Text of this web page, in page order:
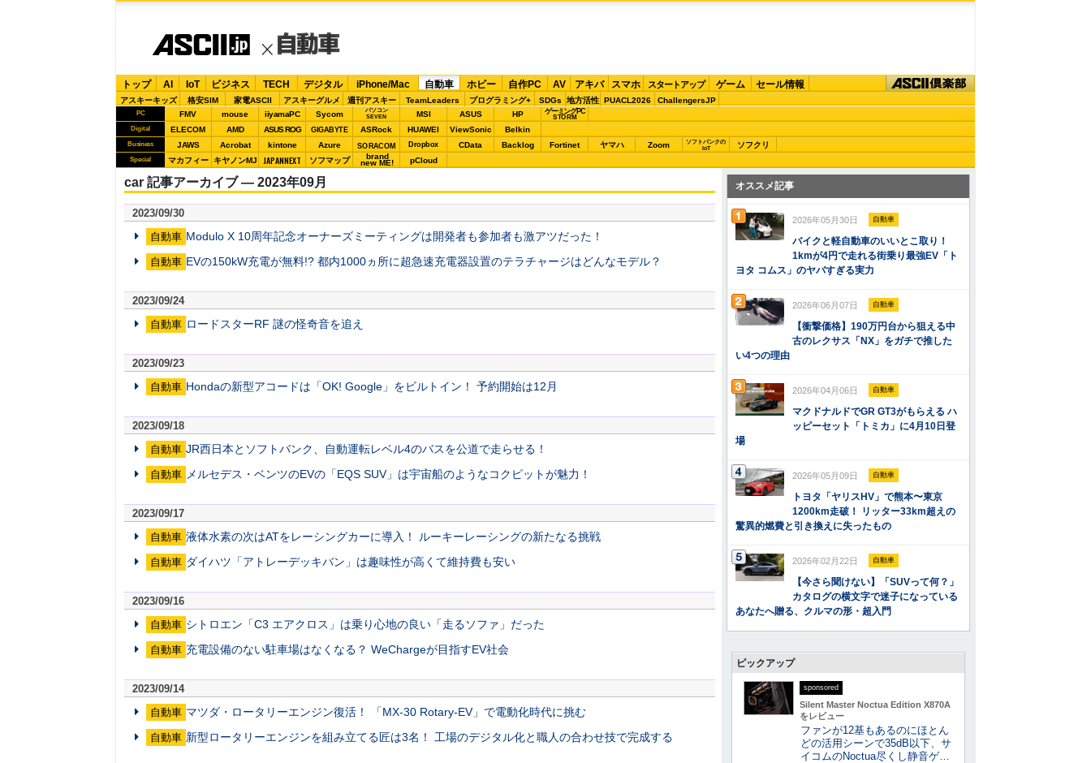
トップ AI IoT ビジネス TECH デジタル iPhone/Mac 自動車 ホビー 自作PC AV アキバ スマホ スタートアップ ゲーム セール情報
アスキーキッズ 格安SIM 家電ASCII アスキーグルメ 週刊アスキー TeamLeaders プログラミング+ SDGs 地方活性 PUACL2026 ChallengersJP
PC FMV mouse iiyamaPC Sycom
パソコン
SEVEN
MSI ASUS HP ゲーミングPC
STORM
Digital ELECOM AMD ASUS ROG GIGABYTE ASRock HUAWEI ViewSonic Belkin
Business JAWS Acrobat kintone Azure SORACOM Dropbox CData Backlog Fortinet ヤマハ Zoom
ソフトバンクの
IoT
ソフクリ
Special マカフィー キヤノンMJ JAPANNEXT ソフマップ brand
new ME! pCloud
car 記事アーカイブ ― 2023年09月
2023/09/30
自動車 Modulo X 10周年記念オーナーズミーティングは開発者も参加者も激アツだった！
自動車 EVの150kW充電が無料!? 都内1000ヵ所に超急速充電器設置のテラチャージはどんなモデル？
2023/09/24
自動車 ロードスターRF 謎の怪奇音を追え
2023/09/23
自動車 Hondaの新型アコードは「OK! Google」をビルトイン！ 予約開始は12月
2023/09/18
自動車 JR西日本とソフトバンク、自動運転レベル4のバスを公道で走らせる！
自動車 メルセデス・ベンツのEVの「EQS SUV」は宇宙船のようなコクピットが魅力！
2023/09/17
自動車 液体水素の次はATをレーシングカーに導入！ ルーキーレーシングの新たなる挑戦
自動車 ダイハツ「アトレーデッキバン」は趣味性が高くて維持費も安い
2023/09/16
自動車 シトロエン「C3 エアクロス」は乗り心地の良い「走るソファ」だった
自動車 充電設備のない駐車場はなくなる？ WeChargeが目指すEV社会
2023/09/14
自動車 マツダ・ロータリーエンジン復活！ 「MX-30 Rotary-EV」で電動化時代に挑む
自動車 新型ロータリーエンジンを組み立てる匠は3名！ 工場のデジタル化と職人の合わせ技で完成する
オススメ記事
2026年05月30日 自動車
バイクと軽自動車のいいとこ取り！
1kmが4円で走れる街乗り最強EV「ト
ヨタ コムス」のヤバすぎる実力
2026年06月07日 自動車
【衝撃価格】190万円台から狙える中
古のレクサス「NX」をガチで推した
い4つの理由
2026年04月06日 自動車
マクドナルドでGR GT3がもらえる ハ
ッピーセット「トミカ」に4月10日登
場
2026年05月09日 自動車
トヨタ「ヤリスHV」で熊本〜東京
1200km走破！ リッター33km超えの
驚異的燃費と引き換えに失ったもの
2026年02月22日 自動車
【今さら聞けない】「SUVって何？」
カタログの横文字で迷子になっている
あなたへ贈る、クルマの形・超入門
ピックアップ
sponsored
Silent Master Noctua Edition X870A
をレビュー
ファンが12基もあるのにほとん
どの活用シーンで35dB以下、サ
イコムのNoctua尽くし静音ゲ…